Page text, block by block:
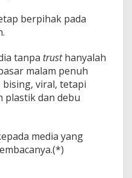
berpihak pada
tanpa trusthanyalah
malam penuh
viral, tetapi
plastik dan debu
media yang